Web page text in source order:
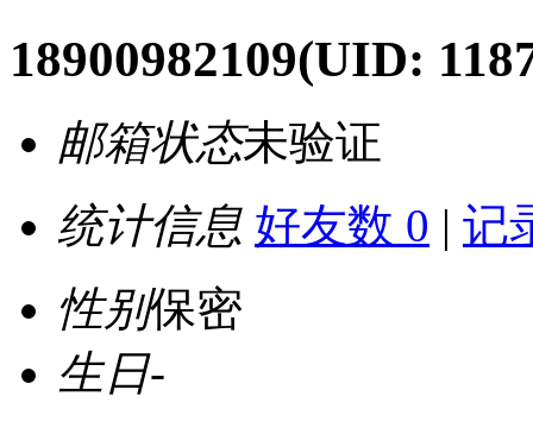
18900982109(UID:
邮箱状态未验证
统计信息 好友数 0 | 记
性别保密
生日-